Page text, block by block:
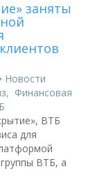
заняты
Новости
, Финансовая
ВТБ
для
ВТБ, а